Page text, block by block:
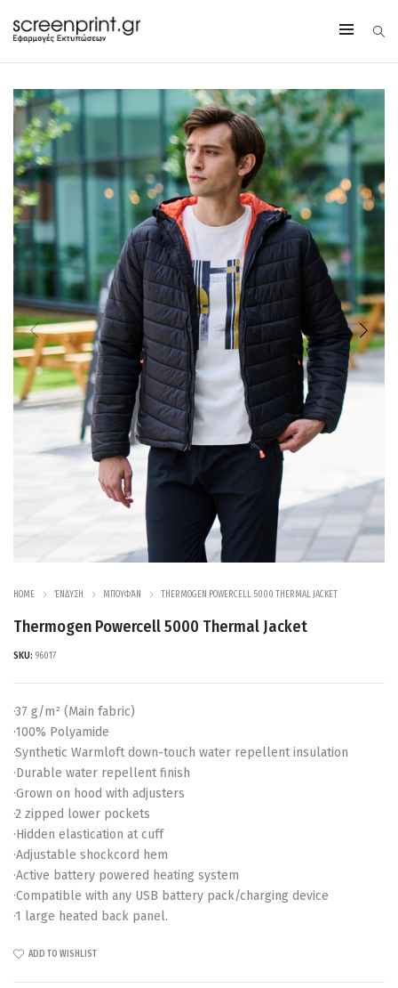
HOME ΈΝΔΥΣΗ ΜΠΟΥΦΆΝ THERMOGEN POWERCELL 5000 THERMAL JACKET
Thermogen Powercell 5000 Thermal Jacket
SKU: 96017
·37 g/m² (Main fabric)
·100% Polyamide
·Synthetic Warmloft down-touch water repellent insulation
·Durable water repellent finish
·Grown on hood with adjusters
·2 zipped lower pockets
·Hidden elastication at cuff
·Adjustable shockcord hem
·Active battery powered heating system
·Compatible with any USB battery pack/charging device
·1 large heated back panel.
ADD TO WISHLIST